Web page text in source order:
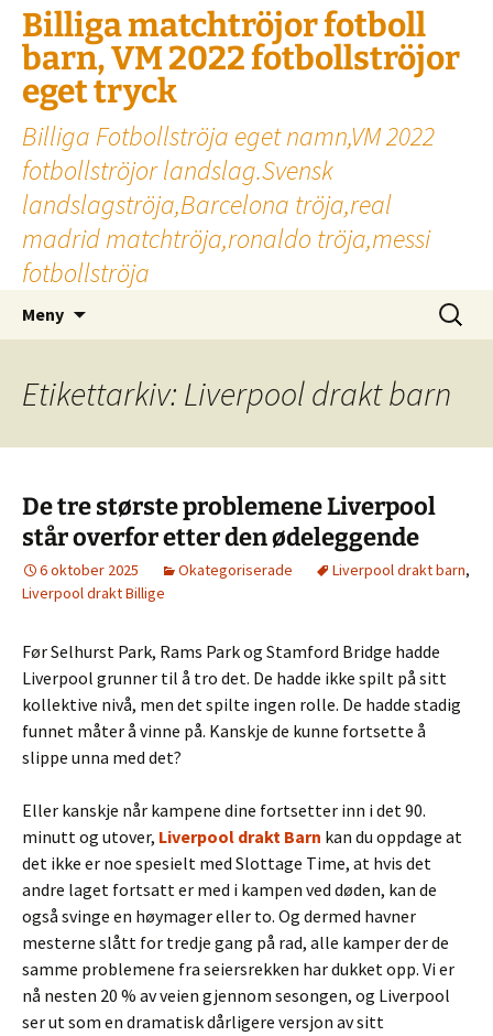
Billiga matchtröjor fotboll
barn, VM 2022 fotbollströjor
eget tryck
Billiga Fotbollströja eget namn,VM 2022
fotbollströjor landslag.Svensk
landslagströja,Barcelona tröja,real
madrid matchtröja,ronaldo tröja,messi
fotbollströja
Meny
Sök
efter:
Etikettarkiv: Liverpool drakt barn
De tre største problemene Liverpool
står overfor etter den ødeleggende
6 oktober 2025 Okategoriserade Liverpool drakt barn,
Liverpool drakt Billige
Før Selhurst Park, Rams Park og Stamford Bridge hadde
Liverpool grunner til å tro det. De hadde ikke spilt på sitt
kollektive nivå, men det spilte ingen rolle. De hadde stadig
funnet måter å vinne på. Kanskje de kunne fortsette å
slippe unna med det?
Eller kanskje når kampene dine fortsetter inn i det 90.
minutt og utover, Liverpool drakt Barn kan du oppdage at
det ikke er noe spesielt med Slottage Time, at hvis det
andre laget fortsatt er med i kampen ved døden, kan de
også svinge en høymager eller to. Og dermed havner
mesterne slått for tredje gang på rad, alle kamper der de
samme problemene fra seiersrekken har dukket opp. Vi er
nå nesten 20 % av veien gjennom sesongen, og Liverpool
ser ut som en dramatisk dårligere versjon av sitt